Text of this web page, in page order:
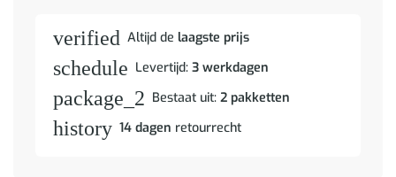
verified Altijd de laagste prijs
schedule Levertijd: 3 werkdagen
package_2 Bestaat uit: 2 pakketten
history 14 dagen retourrecht